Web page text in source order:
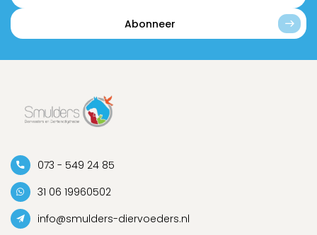
Abonneer
073 - 549 24 85
31 06 19960502
info@smulders-diervoeders.nl